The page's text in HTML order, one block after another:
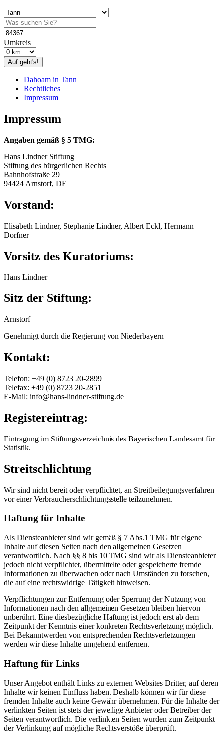
Umkreis
Auf geht's!
Dahoam in Tann
Rechtliches
Impressum
Impressum
Angaben gemäß § 5 TMG:
Hans Lindner Stiftung
Stiftung des bürgerlichen Rechts
Bahnhofstraße 29
94424 Arnstorf, DE
Vorstand:
Elisabeth Lindner, Stephanie Lindner, Albert Eckl, Hermann
Dorfner
Vorsitz des Kuratoriums:
Hans Lindner
Sitz der Stiftung:
Arnstorf
Genehmigt durch die Regierung von Niederbayern
Kontakt:
Telefon: +49 (0) 8723 20-2899
Telefax: +49 (0) 8723 20-2851
E-Mail: info@hans-lindner-stiftung.de
Registereintrag:
Eintragung im Stiftungsverzeichnis des Bayerischen Landesamt für
Statistik.
Streitschlichtung
Wir sind nicht bereit oder verpflichtet, an Streitbeilegungsverfahren
vor einer Verbraucherschlichtungsstelle teilzunehmen.
Haftung für Inhalte
Als Diensteanbieter sind wir gemäß § 7 Abs.1 TMG für eigene
Inhalte auf diesen Seiten nach den allgemeinen Gesetzen
verantwortlich. Nach §§ 8 bis 10 TMG sind wir als Diensteanbieter
jedoch nicht verpflichtet, übermittelte oder gespeicherte fremde
Informationen zu überwachen oder nach Umständen zu forschen,
die auf eine rechtswidrige Tätigkeit hinweisen.
Verpflichtungen zur Entfernung oder Sperrung der Nutzung von
Informationen nach den allgemeinen Gesetzen bleiben hiervon
unberührt. Eine diesbezügliche Haftung ist jedoch erst ab dem
Zeitpunkt der Kenntnis einer konkreten Rechtsverletzung möglich.
Bei Bekanntwerden von entsprechenden Rechtsverletzungen
werden wir diese Inhalte umgehend entfernen.
Haftung für Links
Unser Angebot enthält Links zu externen Websites Dritter, auf deren
Inhalte wir keinen Einfluss haben. Deshalb können wir für diese
fremden Inhalte auch keine Gewähr übernehmen. Für die Inhalte der
verlinkten Seiten ist stets der jeweilige Anbieter oder Betreiber der
Seiten verantwortlich. Die verlinkten Seiten wurden zum Zeitpunkt
der Verlinkung auf mögliche Rechtsverstöße überprüft.